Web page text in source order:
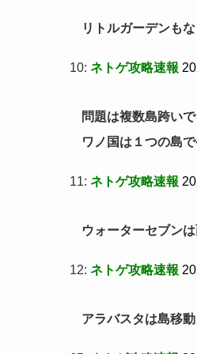
リトルガーデンもな
10: ネトゲ攻略速報
問題は複数島跨い
ワノ国は１つの島
11: ネトゲ攻略速報
ウォーターセブン
12: ネトゲ攻略速報
アラバスタは島移